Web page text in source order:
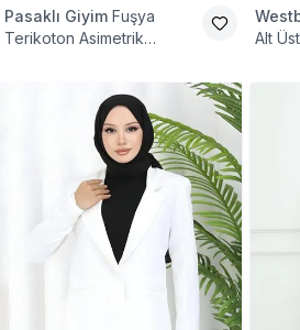
Pasaklı Giyim Fuşya
Terikoton Asimetrik
Alt